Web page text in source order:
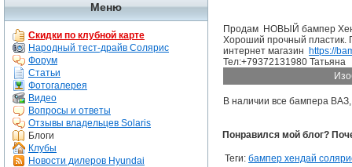
Меню
Скидки по клубной карте
Народный тест-драйв Солярис
Форум
Статьи
Фотогалерея
Видео
Вопросы и ответы
Отзывы владельцев Solaris
Блоги
Клубы
Новости дилеров Hyundai
Продам НОВЫЙ бампер
Хороший прочный пластик.
интернет магазин https://
Тел:+79372131980 Татьяна
В наличии все бампера
Понравился мой блог?
Теги: бампер хендай